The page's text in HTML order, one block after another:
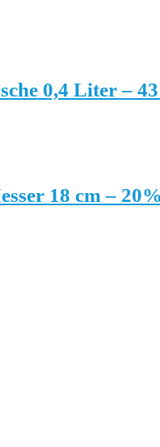
0,4 Liter –
18 cm –